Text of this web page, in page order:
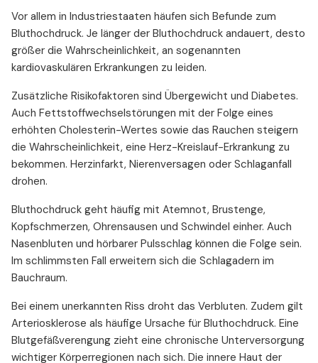
Vor allem in Industriestaaten häufen sich Befunde zum
Bluthochdruck. Je länger der Bluthochdruck andauert, desto
größer die Wahrscheinlichkeit, an sogenannten
kardiovaskulären Erkrankungen zu leiden.
Zusätzliche Risikofaktoren sind Übergewicht und Diabetes.
Auch Fettstoffwechselstörungen mit der Folge eines
erhöhten Cholesterin-Wertes sowie das Rauchen steigern
die Wahrscheinlichkeit, eine Herz-Kreislauf-Erkrankung zu
bekommen. Herzinfarkt, Nierenversagen oder Schlaganfall
drohen.
Bluthochdruck geht häufig mit Atemnot, Brustenge,
Kopfschmerzen, Ohrensausen und Schwindel einher. Auch
Nasenbluten und hörbarer Pulsschlag können die Folge sein.
Im schlimmsten Fall erweitern sich die Schlagadern im
Bauchraum.
Bei einem unerkannten Riss droht das Verbluten. Zudem gilt
Arteriosklerose als häufige Ursache für Bluthochdruck. Eine
Blutgefäßverengung zieht eine chronische Unterversorgung
wichtiger Körperregionen nach sich. Die innere Haut der